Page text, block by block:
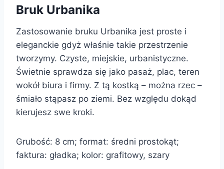
Bruk Urbanika
Zastosowanie bruku Urbanika jest proste i
eleganckie gdyż właśnie takie przestrzenie
tworzymy. Czyste, miejskie, urbanistyczne.
Świetnie sprawdza się jako pasaż, plac, teren
wokół biura i firmy. Z tą kostką – można rzec –
śmiało stąpasz po ziemi. Bez względu dokąd
kierujesz swe kroki.
Grubość: 8 cm; format: średni prostokąt;
faktura: gładka; kolor: grafitowy, szary